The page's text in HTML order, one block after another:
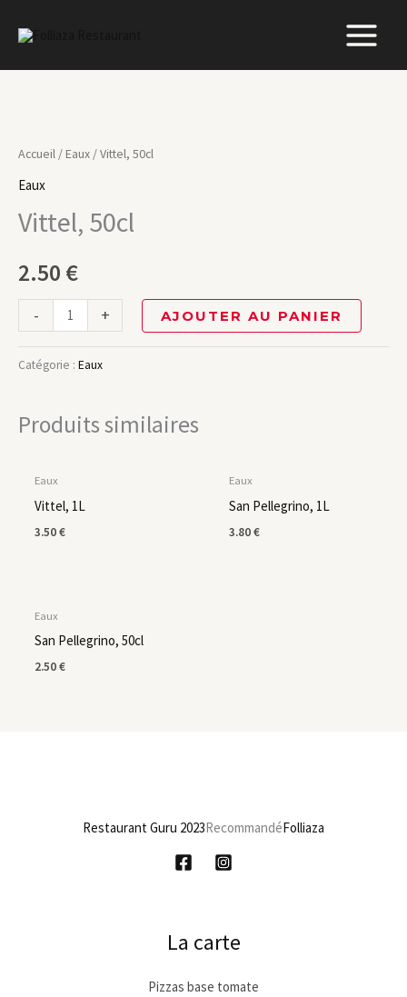
Accueil / Eaux / Vittel, 50cl
Eaux
Vittel, 50cl
2.50 €
-
de
Vittel,
+ AJOUTER AU PANIER
Catégorie : Eaux
Produits similaires
Eaux
Vittel, 1L
3.50€
Eaux
San Pellegrino, 1L
3.80€
Eaux
San Pellegrino, 50cl
2.50€
Restaurant Guru 2023RecommandéFolliaza
La carte
Pizzas base tomate